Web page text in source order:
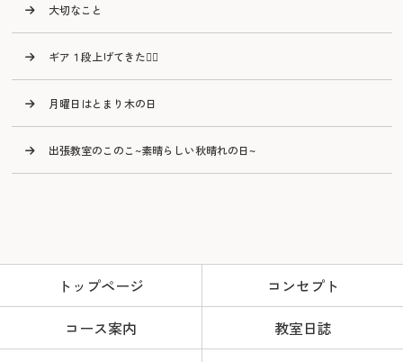
大切なこと
ギア１段上げてきた🙂‍↕️
月曜日はとまり木の日
出張教室のこのこ~素晴らしい秋晴れの日~
トップページ
コンセプト
コース案内
教室日誌